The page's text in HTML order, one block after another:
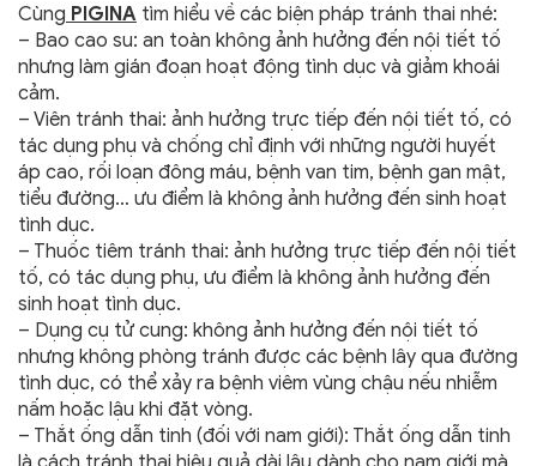
Cùng PIGINA tìm hiểu về các biện pháp tránh thai nhé:
– Bao cao su: an toàn không ảnh hưởng đến nội tiết tố
nhưng làm gián đoạn hoạt động tình dục và giảm khoái
cảm.
– Viên tránh thai: ảnh hưởng trực tiếp đến nội tiết tố, có
tác dụng phụ và chống chỉ định với những người huyết
áp cao, rối loạn đông máu, bệnh van tim, bệnh gan mật,
tiểu đường… ưu điểm là không ảnh hưởng đến sinh hoạt
tình dục.
– Thuốc tiêm tránh thai: ảnh hưởng trực tiếp đến nội tiết
tố, có tác dụng phụ, ưu điểm là không ảnh hưởng đến
sinh hoạt tình dục.
– Dụng cụ tử cung: không ảnh hưởng đến nội tiết tố
nhưng không phòng tránh được các bệnh lây qua đường
tình dục, có thể xảy ra bệnh viêm vùng chậu nếu nhiễm
nấm hoặc lậu khi đặt vòng.
– Thắt ống dẫn tinh (đối với nam giới): Thắt ống dẫn tinh